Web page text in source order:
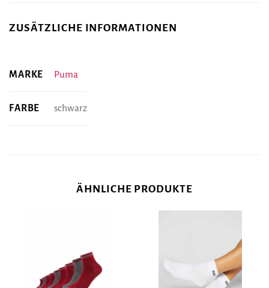
ZUSÄTZLICHE INFORMATIONEN
MARKE Puma
FARBE schwarz
ÄHNLICHE PRODUKTE